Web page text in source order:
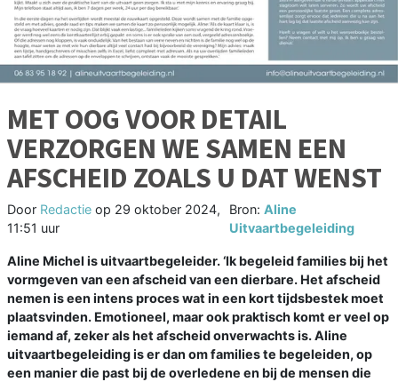
MET OOG VOOR DETAIL
VERZORGEN WE SAMEN EEN
AFSCHEID ZOALS U DAT WENST
Door Redactie op 29 oktober 2024,
11:51 uur
Bron:Aline
Uitvaartbegeleiding
Aline Michel is uitvaartbegeleider. ‘Ik begeleid families bij het
vormgeven van een afscheid van een dierbare. Het afscheid
nemen is een intens proces wat in een kort tijdsbestek moet
plaatsvinden. Emotioneel, maar ook praktisch komt er veel op
iemand af, zeker als het afscheid onverwachts is. Aline
uitvaartbegeleiding is er dan om families te begeleiden, op
een manier die past bij de overledene en bij de mensen die